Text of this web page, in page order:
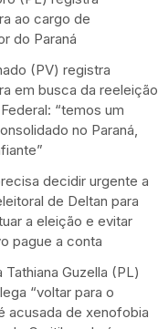
ao cargo de
do Paraná
(PV) registra
em busca da reeleição
“temos um
no Paraná,
decidir urgente a
de Deltan para
a eleição e evitar
pague a conta
Tathiana Guzella (PL)
“voltar para o
acusada de xenofobia